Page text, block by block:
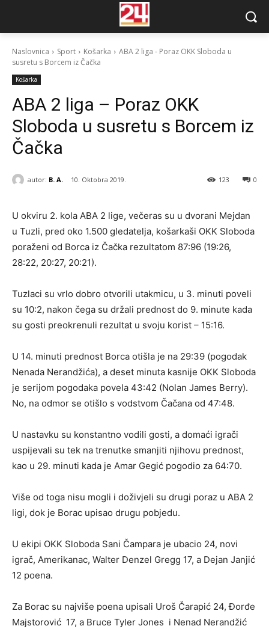
Naslovnica Sport Košarka
ABA 2 liga - Poraz OKK Sloboda u
susretu s Borcem iz Čačka
Košarka
ABA 2 liga – Poraz OKK
Sloboda u susretu s Borcem iz
Čačka
autor: B. A. 10. Oktobra 2019. 0
123
U okviru 2. kola ABA 2 lige, večeras su u dvorani Mejdan
u Tuzli, pred oko 1.500 gledatelja, košarkaši OKK Sloboda
poraženi od Borca iz Čačka rezultatom 87:96 (19:26,
28:22, 20:27, 20:21).
Tuzlaci su vrlo dobro otvorili utakmicu, u 3. minuti poveli
su 10:2, nakon čega su držali prednost do 9. minute kada
su gosti preokrenuli rezultat u svoju korist – 15:16.
U 14. minuti prednost Borca otišla je na 29:39 (pogodak
Nenada Nerandžića), a deset minuta kasnije OKK Sloboda
je serijom pogodaka povela 43:42 (Nolan James Berry).
No, na odmor se otišlo s vodstvom Čačana od 47:48.
U nastavku su konstantno vodili gosti, a domaći igrači
uspijevali su tek na trenutke smanjiti njihovu prednost,
kao u 29. minuti kada je Amar Gegić pogodio za 64:70.
Više od toga nisu mogli i doživjeli su drugi poraz u ABA 2
ligi, dok je Borac upisao drugu pobjedu.
U ekipi OKK Sloboda Sani Čampara je ubacio 24, novi
igrač, Amerikanac, Walter Denzel Gregg 17, a Dejan Janjić
12 poena.
Za Borac su najviše poena upisali Uroš Čarapić 24, Đorđe
Majstorović 17, a Bruce Tyler Jones i Nenad Nerandžić